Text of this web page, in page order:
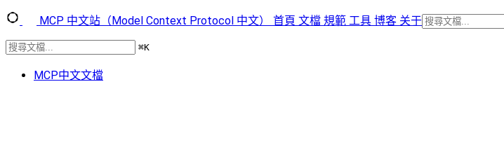
MCP 中文站（Model Context Protocol 中文） 首頁 文檔 規範 工具 博客 关于
⌘K
MCP中文文檔